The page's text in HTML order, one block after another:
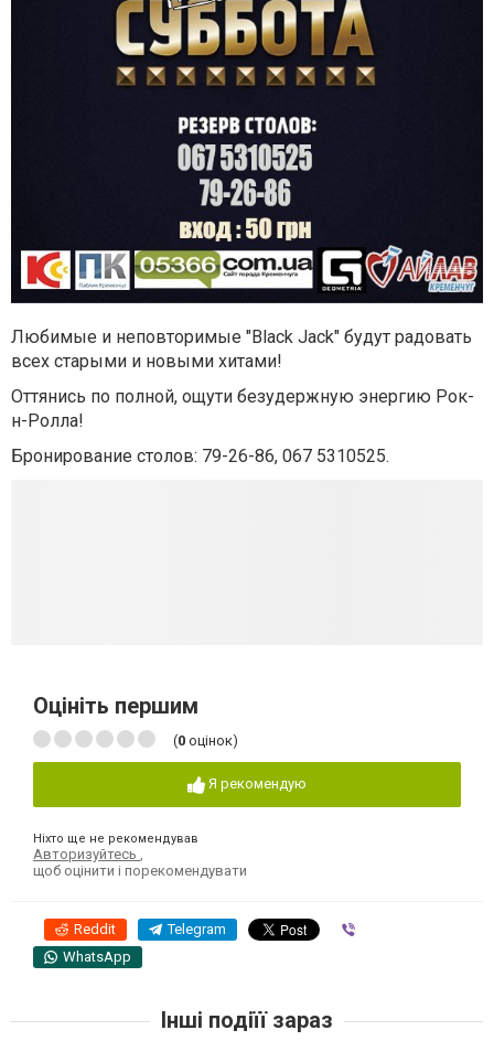
Любимые и неповторимые "Black Jack" будут радовать
всех старыми и новыми хитами!
Оттянись по полной, ощути безудержную энергию Рок-
н-Ролла!
Бронирование столов: 79-26-86, 067 5310525.
Оцініть першим
(0 оцінок)
Я рекомендую
Ніхто ще не рекомендував
Авторизуйтесь
щоб оцінити і порекомендувати
Reddit Telegram
WhatsApp
Інші подіїї зараз